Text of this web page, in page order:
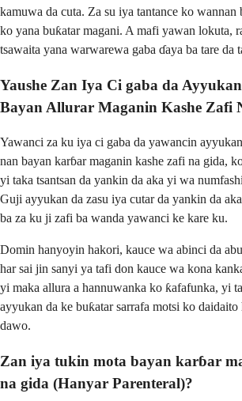
kamuwa da cuta. Za su iya tantance ko wannan
ko yana buƙatar magani. A mafi yawan lokuta,
tsawaita yana warwarewa gaba ɗaya ba tare da
Yaushe Zan Iya Ci gaba da
Bayan Allurar Maganin Kashe Zafi
Yawanci za ku iya ci gaba da yawancin
nan bayan karɓar maganin kashe zafi na gida,
yi taka tsantsan da yankin da aka yi wa
Guji ayyukan da zasu iya cutar da yankin da
ba za ku ji zafi ba wanda yawanci ke kare ku.
Domin hanyoyin hakori, kauce wa abinci da
har sai jin sanyi ya tafi don kauce wa kona
yi maka allura a hannuwanka ko ƙafafunka, yi
ayyukan da ke buƙatar sarrafa motsi ko
dawo.
Zan iya tukin mota bayan karɓar
na gida (Hanyar Parenteral)?